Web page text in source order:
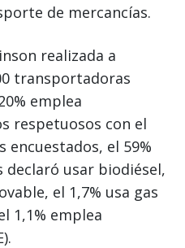
de mercancías.
realizada a
transportadoras
emplea
respetuosos con el
encuestados, el 59%
usar biodiésel,
el 1,7% usa gas
1,1% emplea